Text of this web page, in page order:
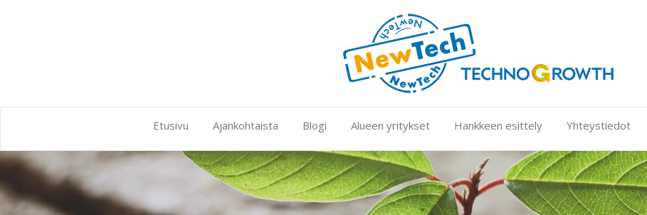
Etusivu Ajankohtaista Blogi Alueen yritykset Hankkeen esittely Yhteystiedot